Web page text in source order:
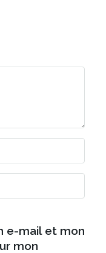
e-mail et mon
mon